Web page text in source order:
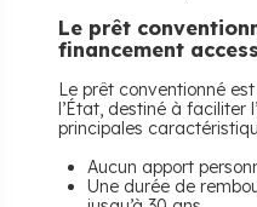
Le prêt
financement
Le prêt conventionné
l’État, destiné à faciliter
principales
Aucun apport
Une durée de